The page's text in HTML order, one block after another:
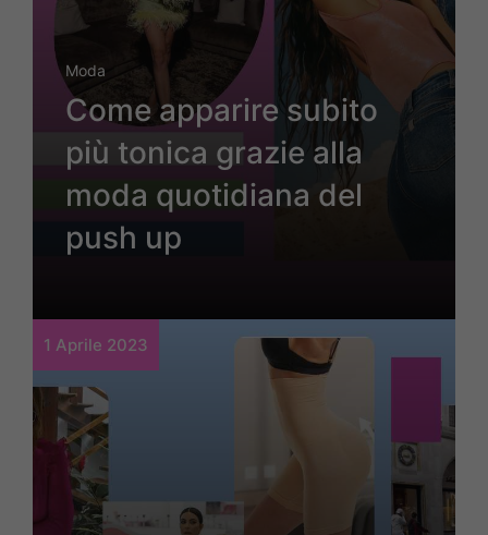
Moda
Come apparire subito
più tonica grazie alla
moda quotidiana del
push up
1 Aprile 2023